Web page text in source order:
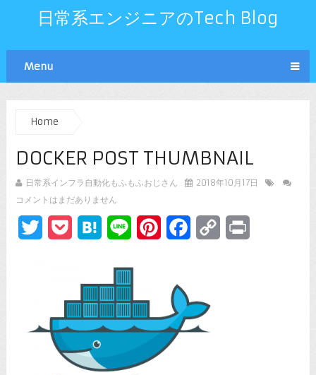
日常系エンジニアのTech Blog
Menu
Home
DOCKER POST THUMBNAIL
日常系インフラ自動化もふもふおじさん
2018年10月17日
コメントはまだありません
TwitterPocketHatenaLine PinterestFacebook
Copy